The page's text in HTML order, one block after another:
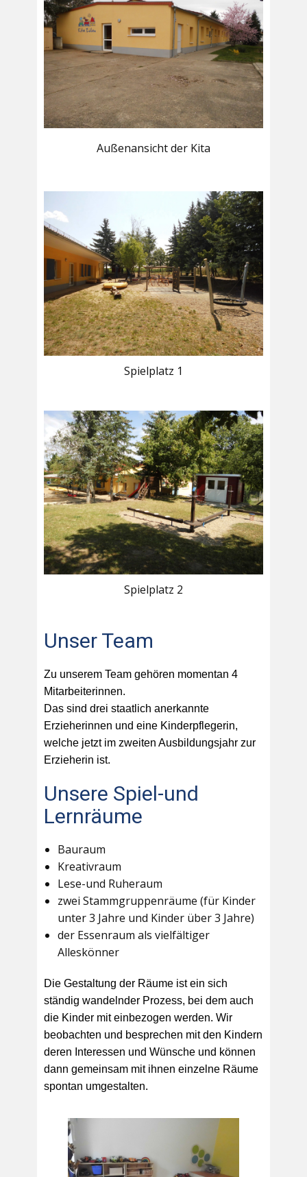
Außenansicht der Kita
Spielplatz 1
Spielplatz 2
Unser Team
Zu unserem Team gehören momentan 4
Mitarbeiterinnen.
Das sind drei staatlich anerkannte
Erzieherinnen und eine Kinderpflegerin,
welche jetzt im zweiten Ausbildungsjahr zur
Erzieherin ist.
Unsere Spiel-und
Lernräume
Bauraum
Kreativraum
Lese-und Ruheraum
zwei Stammgruppenräume (für Kinder
unter 3 Jahre und Kinder über 3 Jahre)
der Essenraum als vielfältiger
Alleskönner
Die Gestaltung der Räume ist ein sich
ständig wandelnder Prozess, bei dem auch
die Kinder mit einbezogen werden. Wir
beobachten und besprechen mit den Kindern
deren Interessen und Wünsche und können
dann gemeinsam mit ihnen einzelne Räume
spontan umgestalten.